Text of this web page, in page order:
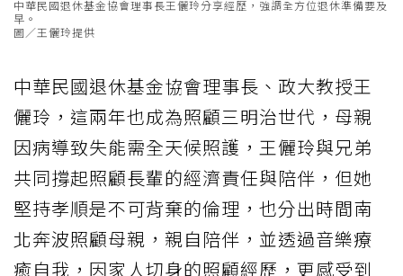
中華民國退休基金協會理事長王儷玲分享經歷，強調全方位退休準備要及
早。
圖／王儷玲提供
中華民國退休基金協會理事長、政大教授王
儷玲，這兩年也成為照顧三明治世代，母親
因病導致失能需全天候照護，王儷玲與兄弟
共同撐起照顧長輩的經濟責任與陪伴，但她
堅持孝順是不可背棄的倫理，也分出時間南
北奔波照顧母親，親自陪伴，並透過音樂療
癒自我，因家人切身的照顧經歷，更感受到